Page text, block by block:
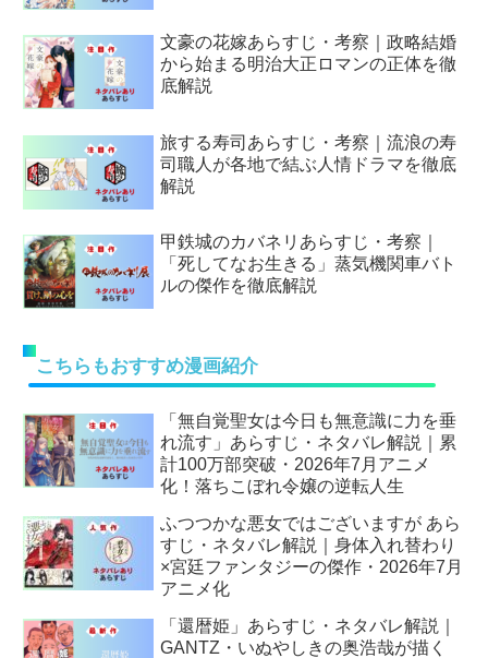
文豪の花嫁あらすじ・考察｜政略結婚
から始まる明治大正ロマンの正体を徹
底解説
旅する寿司あらすじ・考察｜流浪の寿
司職人が各地で結ぶ人情ドラマを徹底
解説
甲鉄城のカバネリあらすじ・考察｜
「死してなお生きる」蒸気機関車バト
ルの傑作を徹底解説
こちらもおすすめ漫画紹介
「無自覚聖女は今日も無意識に力を垂
れ流す」あらすじ・ネタバレ解説｜累
計100万部突破・2026年7月アニメ
化！落ちこぼれ令嬢の逆転人生
ふつつかな悪女ではございますが あら
すじ・ネタバレ解説｜身体入れ替わり
×宮廷ファンタジーの傑作・2026年7月
アニメ化
「還暦姫」あらすじ・ネタバレ解説｜
GANTZ・いぬやしきの奥浩哉が描く